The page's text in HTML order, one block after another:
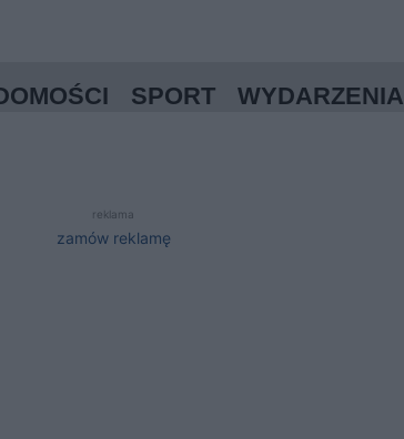
SPORT WYDARZENIA
reklama
zamów reklamę